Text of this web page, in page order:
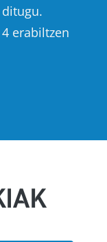
erabiltzen